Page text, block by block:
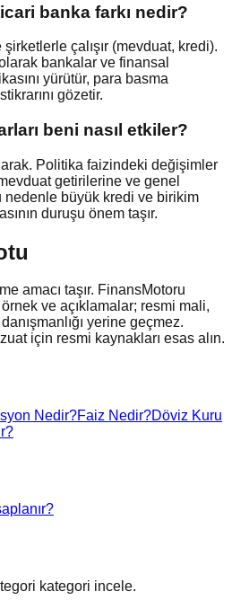
banka farkı nedir?
çalışır (mevduat, kredi).
bankalar ve finansal
yürütür, para basma
gözetir.
beni nasıl etkiler?
Politika faizindeki değişimler
getirilerine ve genel
nedenle büyük kredi ve birikim
duruşu önem taşır.
amacı taşır. FinansMotoru
ve açıklamalar; resmi mali,
yerine geçmez.
için resmi kaynakları esas alın.
Nedir?Faiz Nedir?Döviz Kuru
kategori incele.